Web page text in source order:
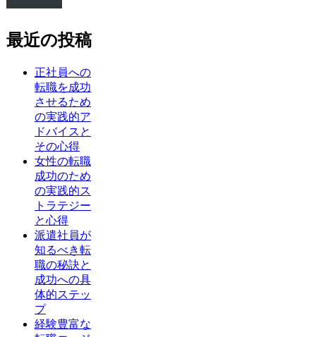
最近の投稿
正社員への
転職を成功
させるため
の実践的ア
ドバイスと
その心得
女性の転職
成功のため
の実践的ス
トラテジー
と心得
派遣社員が
知るべき転
職の秘訣と
成功への具
体的ステッ
プ
経験豊富な